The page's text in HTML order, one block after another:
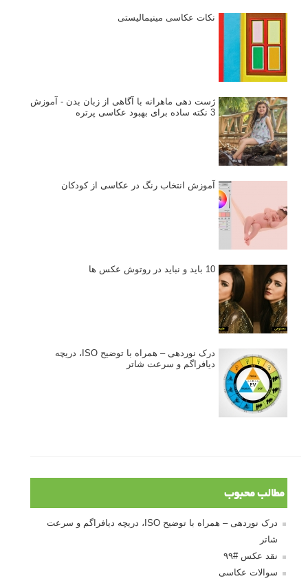
نکات عکاسی مینیمالیستی
ژست دهی ماهرانه با آگاهی از زبان بدن - آموزش
3 نکته ساده برای بهبود عکاسی پرتره
آموزش انتخاب رنگ در عکاسی از کودکان
10 باید و نباید در روتوش عکس ها
درک نوردهی – همراه با توضیح ISO، دریچه
دیافراگم و سرعت شاتر
مطالب محبوب
درک نوردهی – همراه با توضیح ISO، دریچه دیافراگم و سرعت
شاتر
نقد عکس #۹۹
سوالات عکاسی